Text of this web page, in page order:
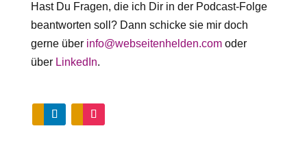
Hast Du Fragen, die ich Dir in der Podcast-Folge
beantworten soll? Dann schicke sie mir doch
gerne über info@webseitenhelden.com oder
über LinkedIn.